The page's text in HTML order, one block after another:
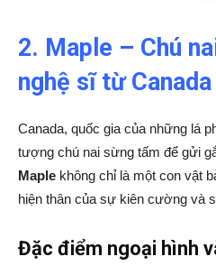
2. Maple – Chú
nghệ sĩ từ Canada
Canada, quốc gia của những lá
tượng chú nai sừng tấm để gửi
Maple không chỉ là một con vật
hiện thân của sự kiên cường và
Đặc điểm ngoại hình